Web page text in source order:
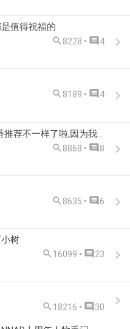
值得祝福的
 8228 •  4
 8189 •  4
补番速报(跟上次的补番推荐不一样了啦,因为我发现那样推荐不适合我,所以...)
 8868 •  8
 8635 •  6
小树
 16099 •  23
 18216 •  30